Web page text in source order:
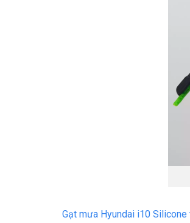
Gạt mưa Hyundai i10 Silicone